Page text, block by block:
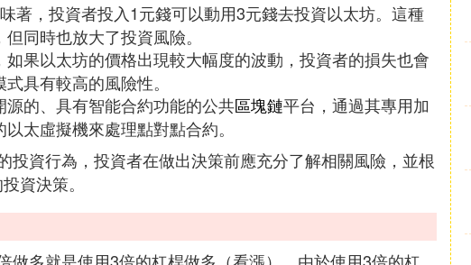
著，投資者投入1元錢可以動用3元錢去投資以太坊。這種
同時也放大了投資風險。
果以太坊的價格出現較大幅度的波動，投資者的損失也會
具有較高的風險性。
源的、具有智能合約功能的公共區塊鏈平台，通過其專用加
以太虛擬機來處理點對點合約。
投資行為，投資者在做出決策前應充分了解相關風險，並根
資決策。